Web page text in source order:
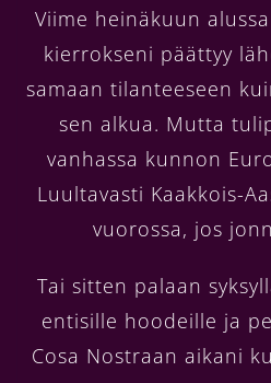
Viime heinäkuun
kierrokseni päättyy
samaan tilanteeseen
sen alkua. Mutta
vanhassa kunnon
Luultavasti Kaakkois-
vuorossa, jos
Tai sitten palaan
entisille hoodeille ja
Cosa Nostraan aikani